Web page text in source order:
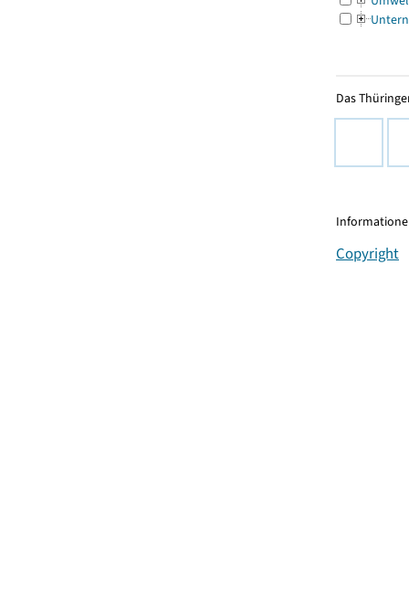
Das
Copyright